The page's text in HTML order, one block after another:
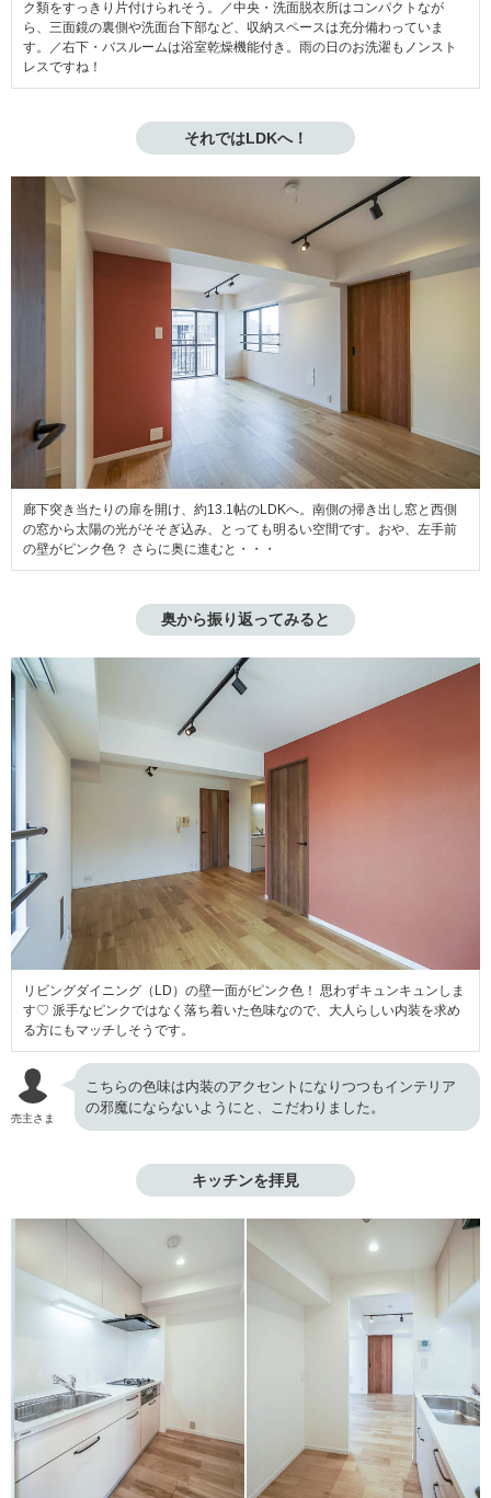
ク類をすっきり片付けられそう。／中央・洗面脱衣所はコンパクトなが
ら、三面鏡の裏側や洗面台下部など、収納スペースは充分備わっていま
す。／右下・バスルームは浴室乾燥機能付き。雨の日のお洗濯もノンスト
レスですね！
それではLDKへ！
廊下突き当たりの扉を開け、約13.1帖のLDKへ。南側の掃き出し窓と西側
の窓から太陽の光がそそぎ込み、とっても明るい空間です。おや、左手前
の壁がピンク色？ さらに奥に進むと・・・
奥から振り返ってみると
リビングダイニング（LD）の壁一面がピンク色！ 思わずキュンキュンしま
す♡ 派手なピンクではなく落ち着いた色味なので、大人らしい内装を求め
る方にもマッチしそうです。
売主さま
こちらの色味は内装のアクセントになりつつもインテリア
の邪魔にならないようにと、こだわりました。
キッチンを拝見